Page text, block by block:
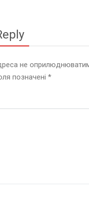
не
позначені *